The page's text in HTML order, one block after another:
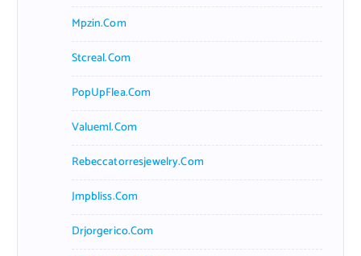
Mpzin.com
Stcreal.com
PopUpFlea.com
Valueml.com
Rebeccatorresjewelry.com
Jmpbliss.com
Drjorgerico.com